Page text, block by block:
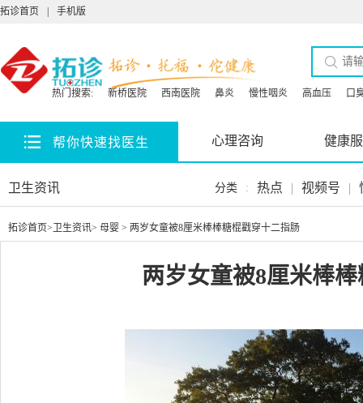
拓诊首页 手机版
热门搜索: 新桥医院 西南医院 鼻炎 慢性咽炎 高血压 口
帮你快速找医生 心理咨询 健康
卫生资讯 分类 : 热点 | 视频号 |
拓诊首页> 卫生资讯> 母婴 > 两岁女童被8厘米棒棒糖棍戳穿十二指肠
两岁女童被8厘米棒